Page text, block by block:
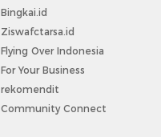
Bingkai.id
Ziswafctarsa.id
Flying Over Indonesia
For Your Business
rekomendit
Community Connect